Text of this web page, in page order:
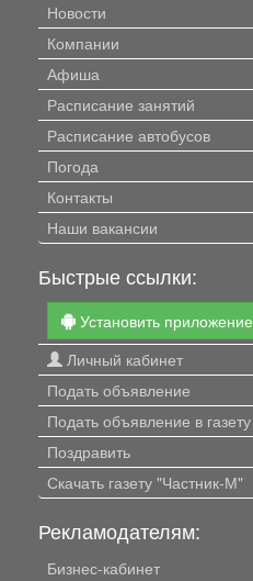
Новости
Компании
Афиша
Расписание занятий
Расписание автобусов
Погода
Контакты
Наши вакансии
Быстрые ссылки:
Установить приложение
Личный кабинет
Подать объявление
Подать объявление в газету
Поздравить
Скачать газету "Частник-М"
Рекламодателям:
Бизнес-кабинет